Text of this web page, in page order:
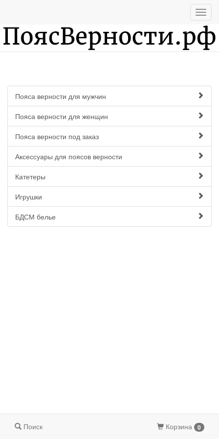
Пояса верности для мужчин
Пояса верности для женщин
Пояса верности под заказ
Аксессуары для поясов верности
Катетеры
Игрушки
БДСМ белье
Поиск Корзина 0